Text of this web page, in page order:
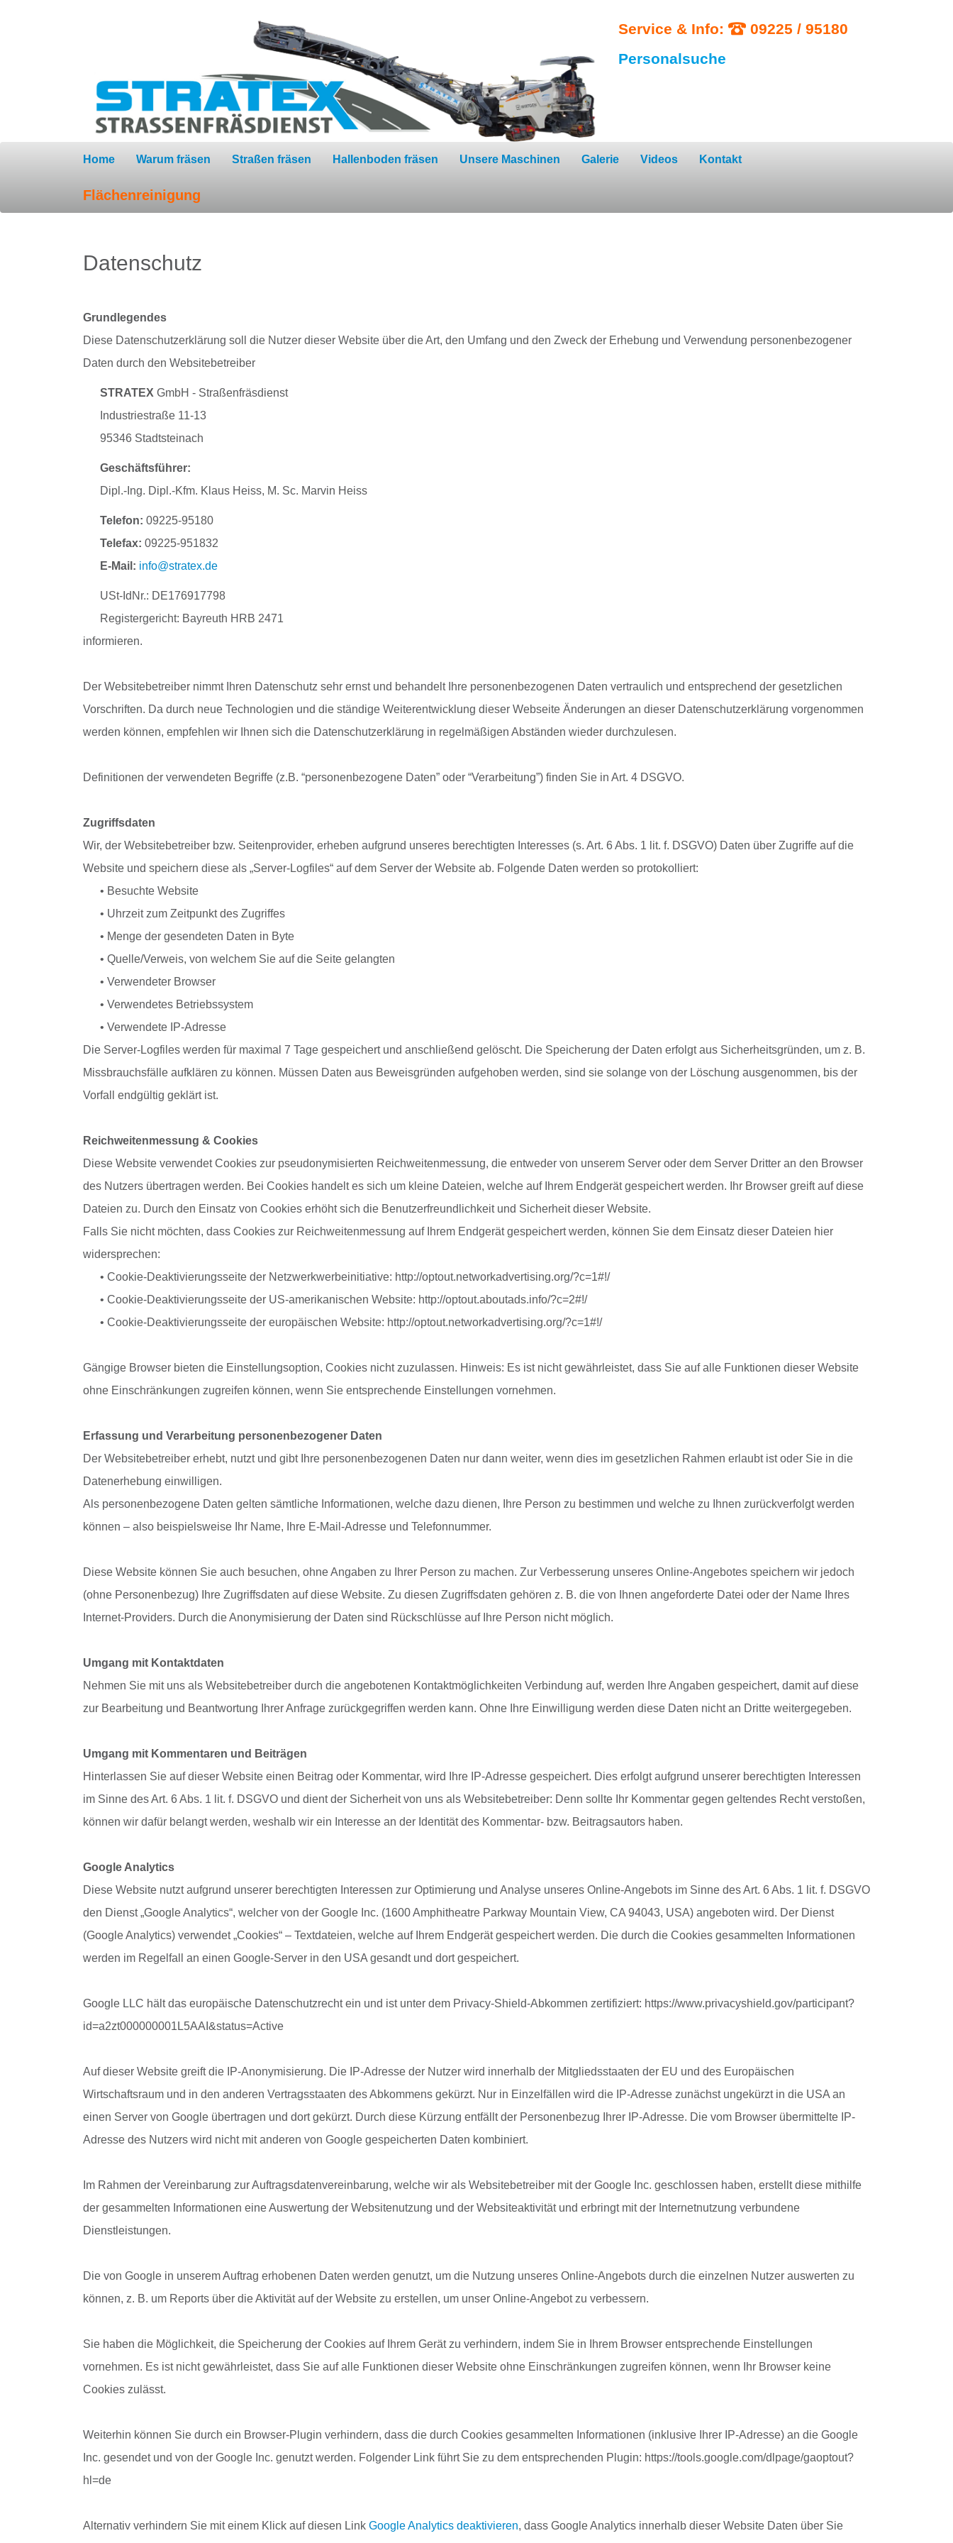
Service & Info:
09225 / 95180
Personalsuche
Home Warum fräsen Straßen fräsen Hallenboden fräsen Unsere Maschinen Galerie Videos Kontakt
Flächenreinigung
Datenschutz
Grundlegendes
Diese Datenschutzerklärung soll die Nutzer dieser Website über die Art, den Umfang und den Zweck der Erhebung und Verwendung personenbezogener
Daten durch den Websitebetreiber
STRATEX GmbH - Straßenfräsdienst
Industriestraße 11-13
95346 Stadtsteinach
Geschäftsführer:
Dipl.-Ing. Dipl.-Kfm. Klaus Heiss, M. Sc. Marvin Heiss
Telefon: 09225-95180
Telefax: 09225-951832
E-Mail: info@stratex.de
USt-IdNr.: DE176917798
Registergericht: Bayreuth HRB 2471
informieren.
Der Websitebetreiber nimmt Ihren Datenschutz sehr ernst und behandelt Ihre personenbezogenen Daten vertraulich und entsprechend der gesetzlichen
Vorschriften. Da durch neue Technologien und die ständige Weiterentwicklung dieser Webseite Änderungen an dieser Datenschutzerklärung vorgenommen
werden können, empfehlen wir Ihnen sich die Datenschutzerklärung in regelmäßigen Abständen wieder durchzulesen.
Definitionen der verwendeten Begriffe (z.B. “personenbezogene Daten” oder “Verarbeitung”) finden Sie in Art. 4 DSGVO.
Zugriffsdaten
Wir, der Websitebetreiber bzw. Seitenprovider, erheben aufgrund unseres berechtigten Interesses (s. Art. 6 Abs. 1 lit. f. DSGVO) Daten über Zugriffe auf die
Website und speichern diese als „Server-Logfiles“ auf dem Server der Website ab. Folgende Daten werden so protokolliert:
• Besuchte Website
• Uhrzeit zum Zeitpunkt des Zugriffes
• Menge der gesendeten Daten in Byte
• Quelle/Verweis, von welchem Sie auf die Seite gelangten
• Verwendeter Browser
• Verwendetes Betriebssystem
• Verwendete IP-Adresse
Die Server-Logfiles werden für maximal 7 Tage gespeichert und anschließend gelöscht. Die Speicherung der Daten erfolgt aus Sicherheitsgründen, um z. B.
Missbrauchsfälle aufklären zu können. Müssen Daten aus Beweisgründen aufgehoben werden, sind sie solange von der Löschung ausgenommen, bis der
Vorfall endgültig geklärt ist.
Reichweitenmessung & Cookies
Diese Website verwendet Cookies zur pseudonymisierten Reichweitenmessung, die entweder von unserem Server oder dem Server Dritter an den Browser
des Nutzers übertragen werden. Bei Cookies handelt es sich um kleine Dateien, welche auf Ihrem Endgerät gespeichert werden. Ihr Browser greift auf diese
Dateien zu. Durch den Einsatz von Cookies erhöht sich die Benutzerfreundlichkeit und Sicherheit dieser Website.
Falls Sie nicht möchten, dass Cookies zur Reichweitenmessung auf Ihrem Endgerät gespeichert werden, können Sie dem Einsatz dieser Dateien hier
widersprechen:
• Cookie-Deaktivierungsseite der Netzwerkwerbeinitiative: http://optout.networkadvertising.org/?c=1#!/
• Cookie-Deaktivierungsseite der US-amerikanischen Website: http://optout.aboutads.info/?c=2#!/
• Cookie-Deaktivierungsseite der europäischen Website: http://optout.networkadvertising.org/?c=1#!/
Gängige Browser bieten die Einstellungsoption, Cookies nicht zuzulassen. Hinweis: Es ist nicht gewährleistet, dass Sie auf alle Funktionen dieser Website
ohne Einschränkungen zugreifen können, wenn Sie entsprechende Einstellungen vornehmen.
Erfassung und Verarbeitung personenbezogener Daten
Der Websitebetreiber erhebt, nutzt und gibt Ihre personenbezogenen Daten nur dann weiter, wenn dies im gesetzlichen Rahmen erlaubt ist oder Sie in die
Datenerhebung einwilligen.
Als personenbezogene Daten gelten sämtliche Informationen, welche dazu dienen, Ihre Person zu bestimmen und welche zu Ihnen zurückverfolgt werden
können – also beispielsweise Ihr Name, Ihre E-Mail-Adresse und Telefonnummer.
Diese Website können Sie auch besuchen, ohne Angaben zu Ihrer Person zu machen. Zur Verbesserung unseres Online-Angebotes speichern wir jedoch
(ohne Personenbezug) Ihre Zugriffsdaten auf diese Website. Zu diesen Zugriffsdaten gehören z. B. die von Ihnen angeforderte Datei oder der Name Ihres
Internet-Providers. Durch die Anonymisierung der Daten sind Rückschlüsse auf Ihre Person nicht möglich.
Umgang mit Kontaktdaten
Nehmen Sie mit uns als Websitebetreiber durch die angebotenen Kontaktmöglichkeiten Verbindung auf, werden Ihre Angaben gespeichert, damit auf diese
zur Bearbeitung und Beantwortung Ihrer Anfrage zurückgegriffen werden kann. Ohne Ihre Einwilligung werden diese Daten nicht an Dritte weitergegeben.
Umgang mit Kommentaren und Beiträgen
Hinterlassen Sie auf dieser Website einen Beitrag oder Kommentar, wird Ihre IP-Adresse gespeichert. Dies erfolgt aufgrund unserer berechtigten Interessen
im Sinne des Art. 6 Abs. 1 lit. f. DSGVO und dient der Sicherheit von uns als Websitebetreiber: Denn sollte Ihr Kommentar gegen geltendes Recht verstoßen,
können wir dafür belangt werden, weshalb wir ein Interesse an der Identität des Kommentar- bzw. Beitragsautors haben.
Google Analytics
Diese Website nutzt aufgrund unserer berechtigten Interessen zur Optimierung und Analyse unseres Online-Angebots im Sinne des Art. 6 Abs. 1 lit. f. DSGVO
den Dienst „Google Analytics“, welcher von der Google Inc. (1600 Amphitheatre Parkway Mountain View, CA 94043, USA) angeboten wird. Der Dienst
(Google Analytics) verwendet „Cookies“ – Textdateien, welche auf Ihrem Endgerät gespeichert werden. Die durch die Cookies gesammelten Informationen
werden im Regelfall an einen Google-Server in den USA gesandt und dort gespeichert.
Google LLC hält das europäische Datenschutzrecht ein und ist unter dem Privacy-Shield-Abkommen zertifiziert: https://www.privacyshield.gov/participant?
id=a2zt000000001L5AAI&status=Active
Auf dieser Website greift die IP-Anonymisierung. Die IP-Adresse der Nutzer wird innerhalb der Mitgliedsstaaten der EU und des Europäischen
Wirtschaftsraum und in den anderen Vertragsstaaten des Abkommens gekürzt. Nur in Einzelfällen wird die IP-Adresse zunächst ungekürzt in die USA an
einen Server von Google übertragen und dort gekürzt. Durch diese Kürzung entfällt der Personenbezug Ihrer IP-Adresse. Die vom Browser übermittelte IP-
Adresse des Nutzers wird nicht mit anderen von Google gespeicherten Daten kombiniert.
Im Rahmen der Vereinbarung zur Auftragsdatenvereinbarung, welche wir als Websitebetreiber mit der Google Inc. geschlossen haben, erstellt diese mithilfe
der gesammelten Informationen eine Auswertung der Websitenutzung und der Websiteaktivität und erbringt mit der Internetnutzung verbundene
Dienstleistungen.
Die von Google in unserem Auftrag erhobenen Daten werden genutzt, um die Nutzung unseres Online-Angebots durch die einzelnen Nutzer auswerten zu
können, z. B. um Reports über die Aktivität auf der Website zu erstellen, um unser Online-Angebot zu verbessern.
Sie haben die Möglichkeit, die Speicherung der Cookies auf Ihrem Gerät zu verhindern, indem Sie in Ihrem Browser entsprechende Einstellungen
vornehmen. Es ist nicht gewährleistet, dass Sie auf alle Funktionen dieser Website ohne Einschränkungen zugreifen können, wenn Ihr Browser keine
Cookies zulässt.
Weiterhin können Sie durch ein Browser-Plugin verhindern, dass die durch Cookies gesammelten Informationen (inklusive Ihrer IP-Adresse) an die Google
Inc. gesendet und von der Google Inc. genutzt werden. Folgender Link führt Sie zu dem entsprechenden Plugin: https://tools.google.com/dlpage/gaoptout?
hl=de
Alternativ verhindern Sie mit einem Klick auf diesen Link Google Analytics deaktivieren, dass Google Analytics innerhalb dieser Website Daten über Sie